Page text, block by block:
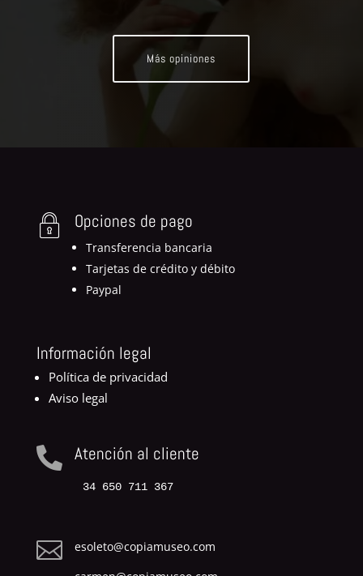
Más opiniones
Opciones de pago
Transferencia bancaria
Tarjetas de crédito y débito
Paypal
Información legal
Política de privacidad
Aviso legal
 Atención al cliente
34 650 711 367

esoleto@copiamuseo.com